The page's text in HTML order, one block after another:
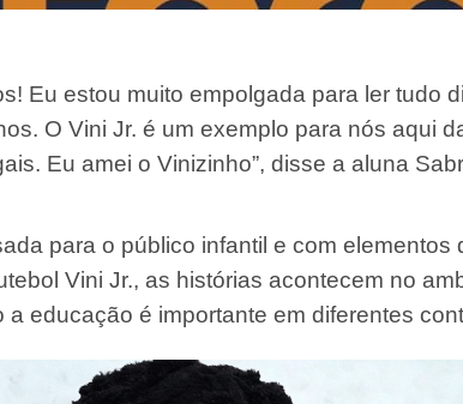
Eu estou muito empolgada para ler tudo
O Vini Jr. é um exemplo para nós aqui
Eu amei o Vinizinho”, disse a aluna
para o público infantil e com elementos
Vini Jr., as histórias acontecem no
educação é importante em diferentes